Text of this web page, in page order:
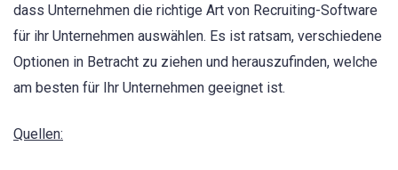
dass Unternehmen die richtige Art von Recruiting-Software
für ihr Unternehmen auswählen. Es ist ratsam, verschiedene
Optionen in Betracht zu ziehen und herauszufinden, welche
am besten für Ihr Unternehmen geeignet ist.
Quellen: